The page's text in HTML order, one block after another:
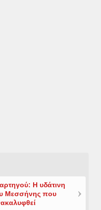
Η υδάτινη
Μεσσήνης που